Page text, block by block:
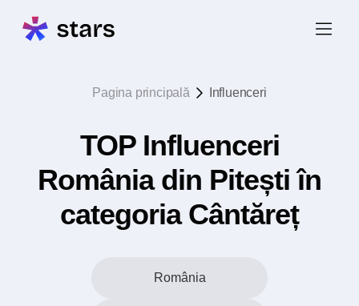
Pagina principală Influenceri
TOP Influenceri
România din Pitești în
categoria Cântăreț
România